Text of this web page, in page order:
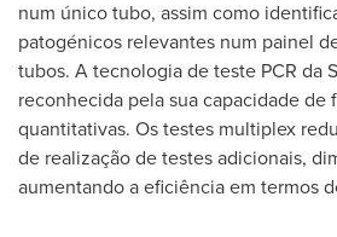
num único tubo, assim como
patogénicos relevantes num painel
tubos. A tecnologia de teste PCR da
reconhecida pela sua capacidade de
quantitativas. Os testes multiplex
de realização de testes adicionais,
aumentando a eficiência em termos